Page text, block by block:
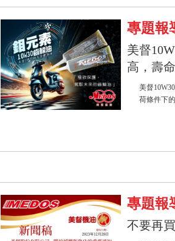
專題報
美督
高，壽
美督
荷條件下
專題報
不要再